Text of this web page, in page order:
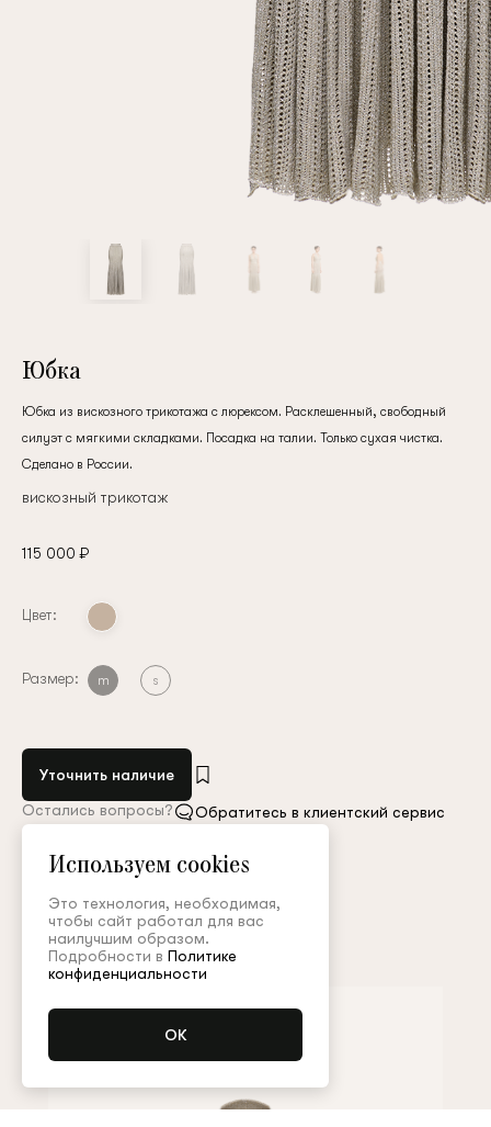
Зарегистрированный
клиент
Электронная почта
Юбка
Юбка из вискозного трикотажа с люрексом. Расклешенный, свободный
силуэт с мягкими складками. Посадка на талии. Только сухая чистка.
Сделано в России.
вискозный трикотаж
115 000 ₽
Цвет:
Размер: m s
Уточнить наличие
Остались вопросы?
Обратитесь в клиентский сервис
Арт. MGL001SS26WD Таблица размеров
Дополнить образ
Используем cookies
Это технология, необходимая,
чтобы сайт работал для вас
наилучшим образом.
Подробности в Политике
конфиденциальности